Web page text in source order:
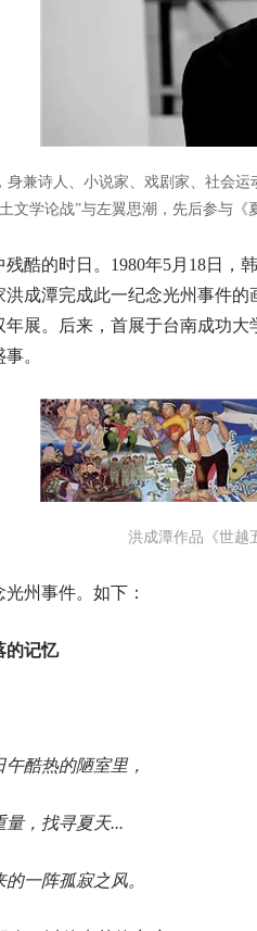
身兼诗人、小说家、戏剧家、社会
文学论战”与左翼思潮，先后参与
残酷的时日。1980年5月18日，
成潭完成此一纪念光州事件
年展。后来，首展于台南成功
。
洪成潭作品《世越
州事件。如下：
的记忆
酷热的陋室里，
量，找寻夏天...
一阵孤寂之风。